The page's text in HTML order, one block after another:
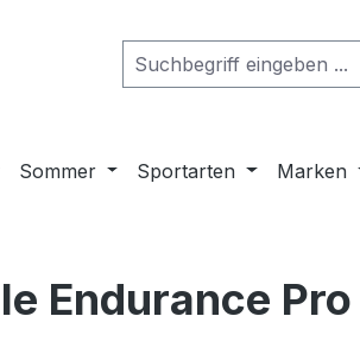
Sommer Sportarten Marken
Endurance Pro